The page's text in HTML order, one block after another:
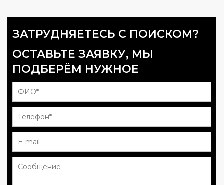
ЗАТРУДНЯЕТЕСЬ С ПОИСКОМ?
ОСТАВЬТЕ ЗАЯВКУ, МЫ
ПОДБЕРЁМ НУЖНОЕ